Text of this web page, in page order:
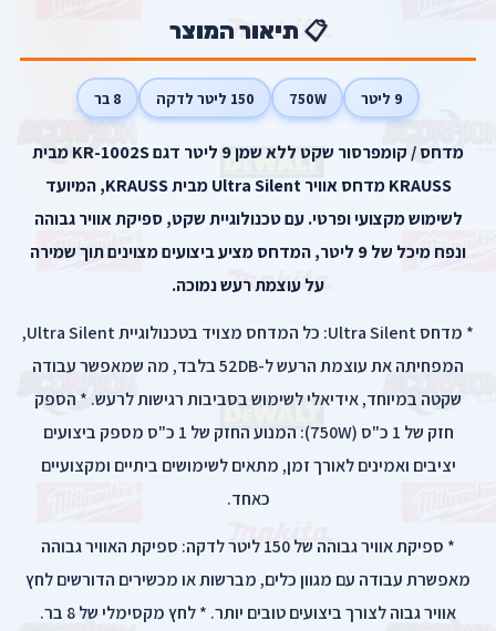
📋 תיאור המוצר
9 ליטר 750W 150 ליטר לדקה 8 בר
מדחס / קומפרסור שקט ללא שמן 9 ליטר דגם KR-1002S מבית
KRAUSS מדחס אוויר Ultra Silent מבית KRAUSS, המיועד
לשימוש מקצועי ופרטי. עם טכנולוגיית שקט, ספיקת אוויר גבוהה
ונפח מיכל של 9 ליטר, המדחס מציע ביצועים מצוינים תוך שמירה
על עוצמת רעש נמוכה.
* מדחס Ultra Silent: כל המדחס מצויד בטכנולוגיית Ultra Silent,
המפחיתה את עוצמת הרעש ל-52DB בלבד, מה שמאפשר עבודה
שקטה במיוחד, אידיאלי לשימוש בסביבות רגישות לרעש. * הספק
חזק של 1 כ"ס (750W): המנוע החזק של 1 כ"ס מספק ביצועים
יציבים ואמינים לאורך זמן, מתאים לשימושים ביתיים ומקצועיים
כאחד.
* ספיקת אוויר גבוהה של 150 ליטר לדקה: ספיקת האוויר גבוהה
מאפשרת עבודה עם מגוון כלים, מברשות או מכשירים הדורשים לחץ
אוויר גבוה לצורך ביצועים טובים יותר. * לחץ מקסימלי של 8 בר.